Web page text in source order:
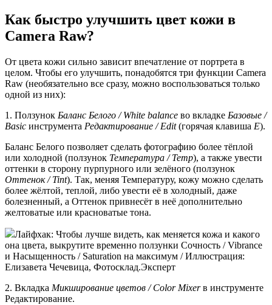
Как быстро улучшить цвет кожи в
Camera Raw?
От цвета кожи сильно зависит впечатление от портрета в
целом. Чтобы его улучшить, понадобятся три функции Camera
Raw (необязательно все сразу, можно воспользоваться только
одной из них):
1. Ползунок Баланс Белого / White balance во вкладке Базовые /
Basic инструмента Редактирование / Edit(горячая клавиша E).
Баланс Белого позволяет сделать фотографию более тёплой
или холодной (ползунок Температура / Temp), а также увести
оттенки в сторону пурпурного или зелёного (ползунок
Оттенок / Tint). Так, меняя Температуру, кожу можно сделать
более жёлтой, теплой, либо увести её в холодный, даже
болезненный, а Оттенок привнесёт в неё дополнительно
желтоватые или красноватые тона.
Лайфхак: Чтобы лучше видеть, как меняется кожа и какого
она цвета, выкрутите временно ползунки Сочность / Vibrance
и Насыщенность / Saturation на максимум / Иллюстрация:
Елизавета Чечевица, Фотосклад.Эксперт
2. Вкладка Микширование цветов / Color Mixerв инструменте
Редактирование.